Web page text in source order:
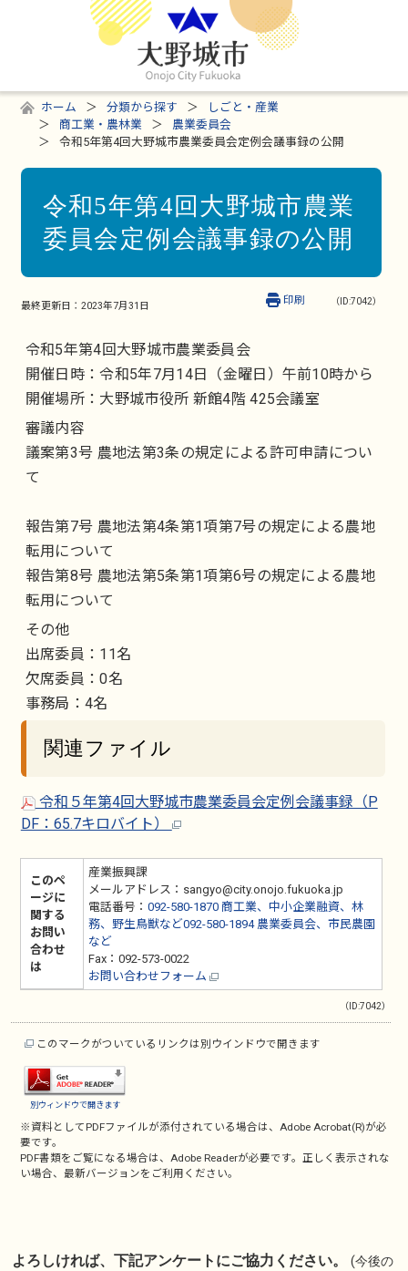
ホーム 分類から探す
しごと・産業
商工業・農林業
農業委員会
令和5年第4回大野城市農業委員会定例会議事録の公開
令和5年第4回大野城市農業
委員会定例会議事録の公開
最終更新日： 2023年7月31日 （ID:7042）
印刷
令和5年第4回大野城市農業委員会
開催日時：令和5年7月14日（金曜日）午前10時から
開催場所：大野城市役所 新館4階 425会議室
審議内容
議案第3号 農地法第3条の規定による許可申請につい
て
報告第7号 農地法第4条第1項第7号の規定による農地
転用について
報告第8号 農地法第5条第1項第6号の規定による農地
転用について
その他
出席委員：11名
欠席委員：0名
事務局：4名
関連ファイル
令和５年第4回大野城市農業委員会定例会議事録（P
DF：65.7キロバイト）
このペ
ージに
関する
お問い
合わせ
は
産業振興課
メールアドレス：sangyo@city.onojo.fukuoka.jp
電話番号： 092-580-1870 商工業、中小企業融資、林
務、野生鳥獣など092-580-1894 農業委員会、市民農園
など
Fax：092-573-0022
お問い合わせフォーム
（ID:7042）
このマークがついているリンクは別ウインドウで開きます
別ウィンドウで開きます
※資料としてPDFファイルが添付されている場合は、Adobe Acrobat(R)が必
要です。
PDF書類をご覧になる場合は、Adobe Readerが必要です。正しく表示されな
い場合、最新バージョンをご利用ください。